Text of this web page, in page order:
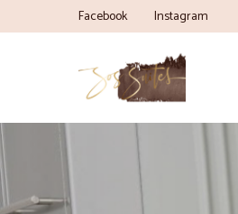
Facebook Instagram